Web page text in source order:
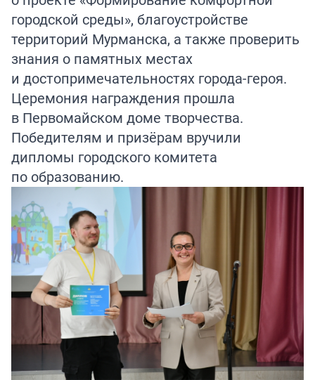
городской среды», благоустройстве
территорий Мурманска, а также проверить
знания о памятных местах
и достопримечательностях города-героя.
Церемония награждения прошла
в Первомайском доме творчества.
Победителям и призёрам вручили
дипломы городского комитета
по образованию.